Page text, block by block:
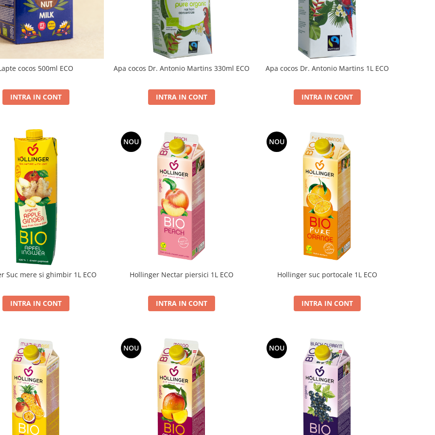
cocos 500ml ECO
INTRA IN CONT
Apa cocos Dr. Antonio Martins 330ml ECO
INTRA IN CONT
Apa cocos Dr. Antonio Martins 1L ECO
INTRA IN CONT
Suc mere si ghimbir 1L ECO
INTRA IN CONT
NOU
Hollinger Nectar piersici 1L ECO
INTRA IN CONT
NOU
Hollinger suc portocale 1L ECO
INTRA IN CONT
NOU NOU